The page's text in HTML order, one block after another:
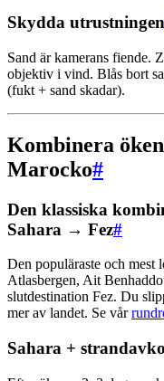
Skydda utrustningen
Sand är kamerans fiende.
objektiv i vind. Blås bort
(fukt + sand skadar).
Kombinera
Marocko#
Den klassiska
Sahara → Fez#
Den populäraste och mest
Atlasbergen, Ait
slutdestination Fez. Du
mer av landet. Se vår
Sahara +